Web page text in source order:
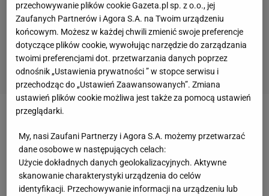
Semirunnija na streamie Łatwoganga. "Nie mam
kasy, ale chcę dać coś wartościowego"
Fatalna kontuzja Bartosza Bednorza
przechowywanie plików cookie Gazeta.pl sp. z o.o., jej
Zaufanych Partnerów i Agora S.A. na Twoim urządzeniu
końcowym. Możesz w każdej chwili zmienić swoje preferencje
dotyczące plików cookie, wywołując narzędzie do zarządzania
twoimi preferencjami dot. przetwarzania danych poprzez
odnośnik „Ustawienia prywatności ” w stopce serwisu i
przechodząc do „Ustawień Zaawansowanych”. Zmiana
ustawień plików cookie możliwa jest także za pomocą ustawień
przeglądarki.
My, nasi Zaufani Partnerzy i Agora S.A. możemy przetwarzać
dane osobowe w następujących celach:
Użycie dokładnych danych geolokalizacyjnych. Aktywne
skanowanie charakterystyki urządzenia do celów
identyfikacji. Przechowywanie informacji na urządzeniu lub